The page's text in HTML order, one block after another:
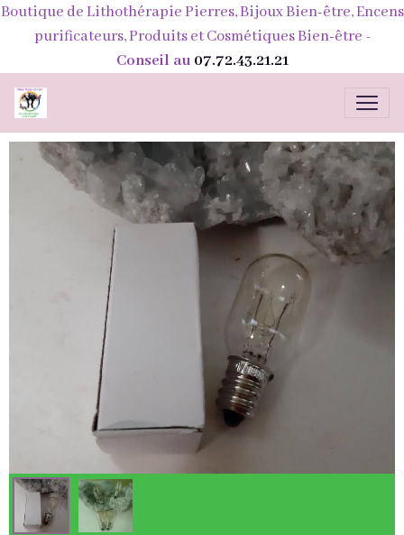
Boutique de Lithothérapie Pierres, Bijoux Bien-être, Encens
purificateurs, Produits et Cosmétiques Bien-être -
Conseil au 07.72.43.21.21